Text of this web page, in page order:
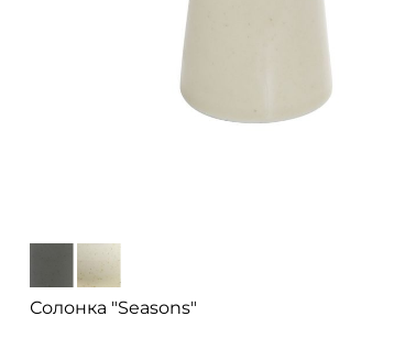
Солонка "Seasons"